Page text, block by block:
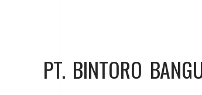
PT. BINTORO